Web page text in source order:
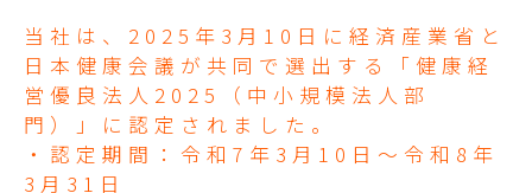
当社は、2025年3月10日に経済産業省と
日本健康会議が共同で選出する「健康経
営優良法人2025（中小規模法人部
門）」に認定されました。
・認定期間：令和7年3月10日～令和8年
3月31日